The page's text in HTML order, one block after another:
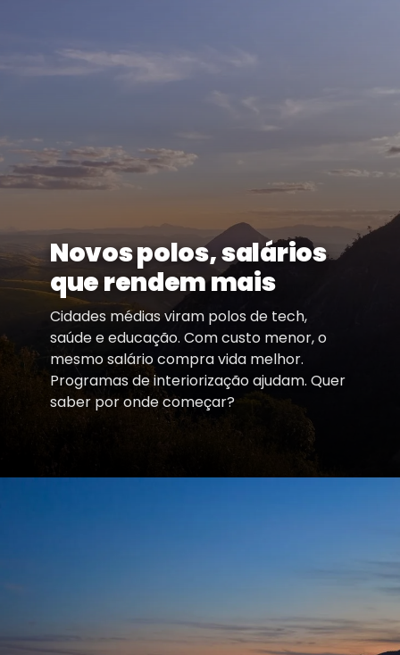
Novos polos, salários
que rendem mais
Cidades médias viram polos de tech,
saúde e educação. Com custo menor, o
mesmo salário compra vida melhor.
Programas de interiorização ajudam. Quer
saber por onde começar?